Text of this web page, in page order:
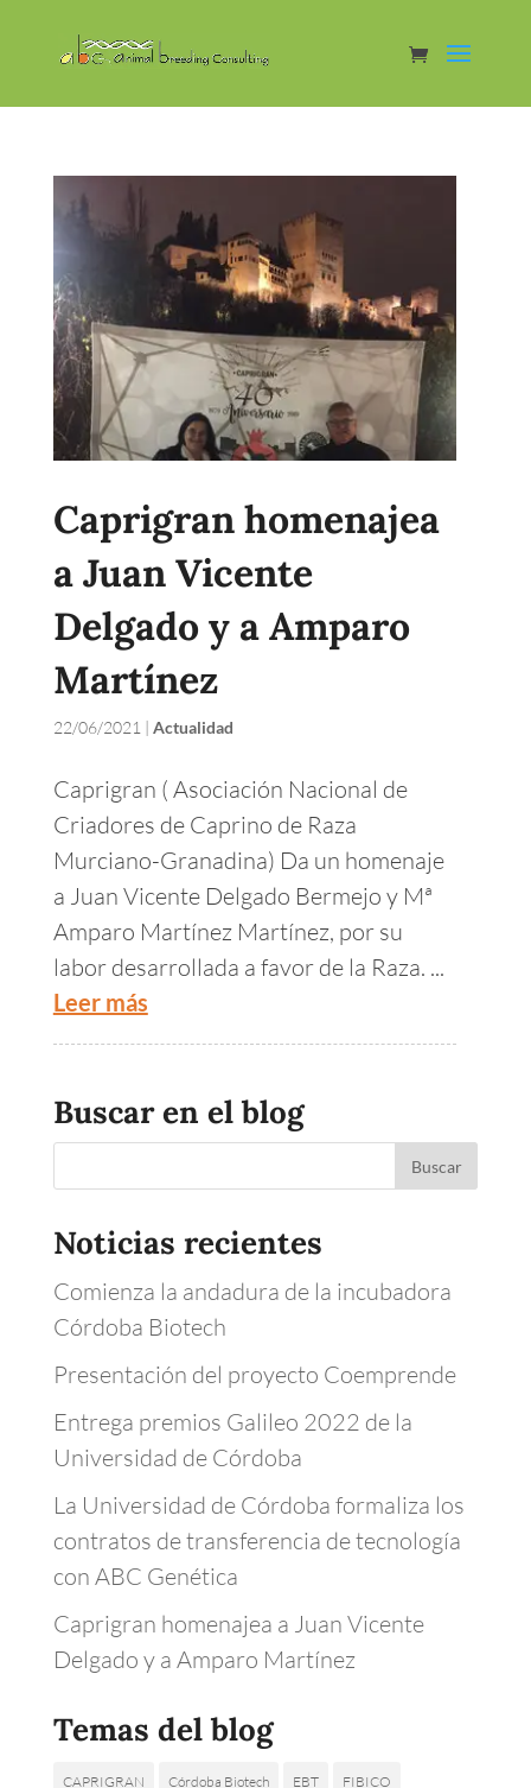
Caprigran homenajea
a Juan Vicente
Delgado y a Amparo
Martínez
22/06/2021 | Actualidad
Caprigran ( Asociación Nacional de
Criadores de Caprino de Raza
Murciano-Granadina) Da un homenaje
a Juan Vicente Delgado Bermejo y Mª
Amparo Martínez Martínez, por su
labor desarrollada a favor de la Raza. ...
Leer más
Buscar en el blog
Noticias recientes
Comienza la andadura de la incubadora
Córdoba Biotech
Presentación del proyecto Coemprende
Entrega premios Galileo 2022 de la
Universidad de Córdoba
La Universidad de Córdoba formaliza los
contratos de transferencia de tecnología
con ABC Genética
Caprigran homenajea a Juan Vicente
Delgado y a Amparo Martínez
Temas del blog
CAPRIGRAN Córdoba Biotech EBT FIBICO